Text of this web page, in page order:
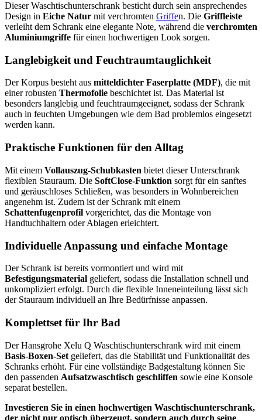
Dieser Waschtischunterschrank besticht durch sein ansprechendes
Design in Eiche Natur mit verchromten Griffen. Die Griffleiste
verleiht dem Schrank eine elegante Note, während die verchromten
Aluminiumgriffe für einen hochwertigen Look sorgen.
Langlebigkeit und Feuchtraumtauglichkeit
Der Korpus besteht aus mitteldichter Faserplatte (MDF), die mit
einer robusten Thermofolie beschichtet ist. Das Material ist
besonders langlebig und feuchtraumgeeignet, sodass der Schrank
auch in feuchten Umgebungen wie dem Bad problemlos eingesetzt
werden kann.
Praktische Funktionen für den Alltag
Mit einem Vollauszug-Schubkasten bietet dieser Unterschrank
flexiblen Stauraum. Die SoftClose-Funktion sorgt für ein sanftes
und geräuschloses Schließen, was besonders in Wohnbereichen
angenehm ist. Zudem ist der Schrank mit einem
Schattenfugenprofil vorgerichtet, das die Montage von
Handtuchhaltern oder Ablagen erleichtert.
Individuelle Anpassung und einfache Montage
Der Schrank ist bereits vormontiert und wird mit
Befestigungsmaterial geliefert, sodass die Installation schnell und
unkompliziert erfolgt. Durch die flexible Inneneinteilung lässt sich
der Stauraum individuell an Ihre Bedürfnisse anpassen.
Komplettset für Ihr Bad
Der Hansgrohe Xelu Q Waschtischunterschrank wird mit einem
Basis-Boxen-Set geliefert, das die Stabilität und Funktionalität des
Schranks erhöht. Für eine vollständige Badgestaltung können Sie
den passenden Aufsatzwaschtisch geschliffen sowie eine Konsole
separat bestellen.
Investieren Sie in einen hochwertigen Waschtischunterschrank,
der nicht nur optisch überzeugt, sondern auch durch seine